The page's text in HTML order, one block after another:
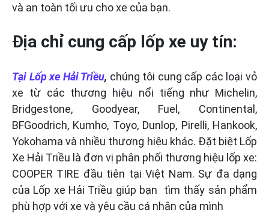
và an toàn tối ưu cho xe của bạn.
Địa chỉ cung cấp lốp xe uy tín:
Tại Lốp xe Hải Triều, chúng tôi cung cấp các loại vỏ
xe từ các thương hiệu nổi tiếng như Michelin,
Bridgestone, Goodyear, Fuel, Continental,
BFGoodrich, Kumho, Toyo, Dunlop, Pirelli, Hankook,
Yokohama và nhiều thương hiệu khác. Đặt biệt Lốp
Xe Hải Triều là đơn vị phân phối thương hiệu lốp xe:
COOPER TIRE đầu tiên tại Việt Nam. Sự đa dạng
của Lốp xe Hải Triều giúp bạn
tìm thấy sản phẩm
phù hợp với xe và yêu cầu cá nhân của mình